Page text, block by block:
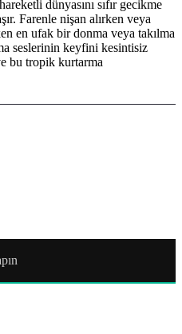
dünyasını sıfır gecikme
Farenle nişan alırken veya
en ufak bir donma veya takılma
seslerinin keyfini kesintisiz
bu tropik kurtarma